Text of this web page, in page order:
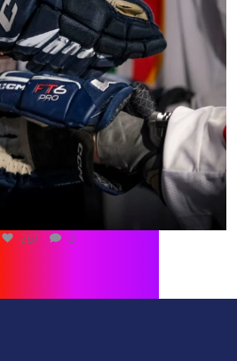
267 0